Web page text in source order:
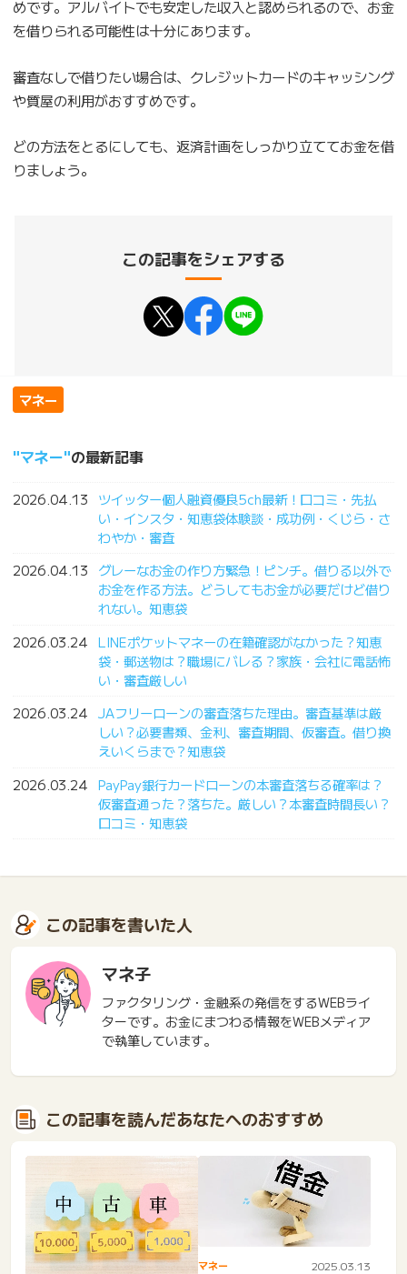
めです。アルバイトでも安定した収入と認められるので、お金
を借りられる可能性は十分にあります。
審査なしで借りたい場合は、クレジットカードのキャッシング
や質屋の利用がおすすめです。
どの方法をとるにしても、返済計画をしっかり立ててお金を借
りましょう。
この記事をシェアする
マネー
マネー の最新記事
2026.04.13
ツイッター個人融資優良5ch最新！口コミ・先払
い・インスタ・知恵袋体験談・成功例・くじら・さ
わやか・審査
2026.04.13
グレーなお金の作り方緊急！ピンチ。借りる以外で
お金を作る方法。どうしてもお金が必要だけど借り
れない。知恵袋
2026.03.24 LINEポケットマネーの在籍確認がなかった？知恵
袋・郵送物は？職場にバレる？家族・会社に電話怖
い・審査厳しい
2026.03.24 JAフリーローンの審査落ちた理由。審査基準は厳
しい？必要書類、金利、審査期間、仮審査。借り換
えいくらまで？知恵袋
2026.03.24 PayPay銀行カードローンの本審査落ちる確率は？
仮審査通った？落ちた。厳しい？本審査時間長い？
口コミ・知恵袋
この記事を書いた人
マネ子
ファクタリング・金融系の発信をするWEBライ
ターです。お金にまつわる情報をWEBメディア
で執筆しています。
この記事を読んだあなたへのおすすめ
マネー 2025.03.13